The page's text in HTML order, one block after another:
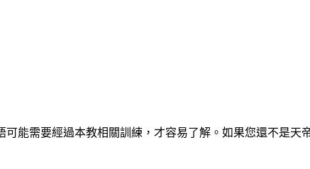
能需要經過本教相關訓練，才容易了解。如果您還不是天